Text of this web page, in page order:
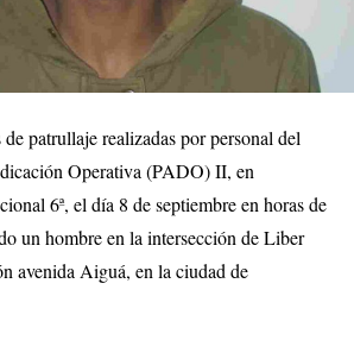
patrullaje realizadas por personal del
Operativa (PADO) II, en
6ª, el día 8 de septiembre en horas de
un hombre en la intersección de Liber
avenida Aiguá, en la ciudad de